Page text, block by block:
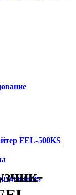
FEL-500KS